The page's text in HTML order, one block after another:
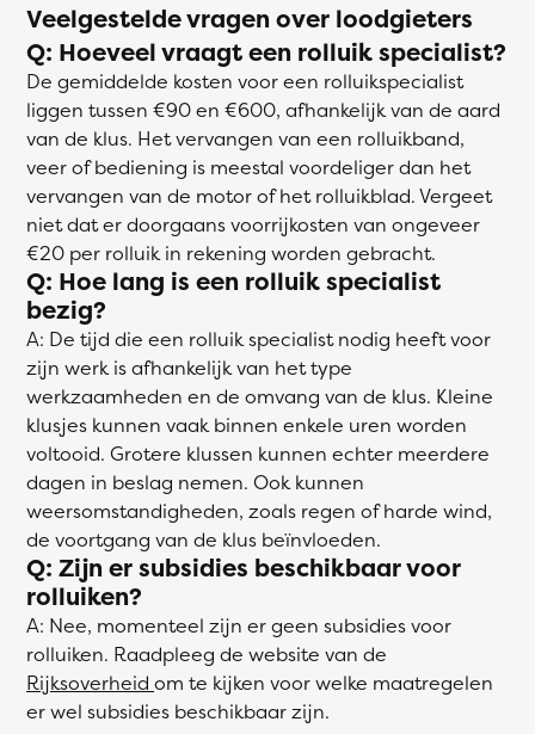
Veelgestelde vragen over loodgieters
Q: Hoeveel vraagt een rolluik specialist?
De gemiddelde kosten voor een rolluikspecialist
liggen tussen €90 en €600, afhankelijk van de aard
van de klus. Het vervangen van een rolluikband,
veer of bediening is meestal voordeliger dan het
vervangen van de motor of het rolluikblad. Vergeet
niet dat er doorgaans voorrijkosten van ongeveer
€20 per rolluik in rekening worden gebracht.
Q: Hoe lang is een rolluik specialist
bezig?
A: De tijd die een rolluik specialist nodig heeft voor
zijn werk is afhankelijk van het type
werkzaamheden en de omvang van de klus. Kleine
klusjes kunnen vaak binnen enkele uren worden
voltooid. Grotere klussen kunnen echter meerdere
dagen in beslag nemen. Ook kunnen
weersomstandigheden, zoals regen of harde wind,
de voortgang van de klus beïnvloeden.
Q: Zijn er subsidies beschikbaar voor
rolluiken?
A: Nee, momenteel zijn er geen subsidies voor
rolluiken. Raadpleeg de website van de
Rijksoverheid om te kijken voor welke maatregelen
er wel subsidies beschikbaar zijn.